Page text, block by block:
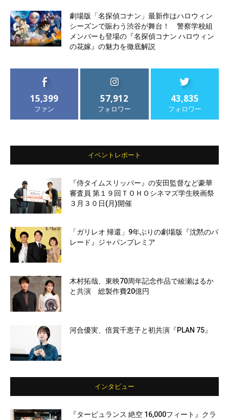
劇場版「名探偵コナン」最新作はハロウィン
シーズンで賑わう渋谷が舞台！ 警察学校組
メンバーも登場の『名探偵コナン ハロウィン
の花嫁』の魅力を徹底解説
15,399
ファン
57,912
フォロワー
43,835
フォロワー
イベントレポート
『侍タイムスリッパー』の安田監督など豪華
審査員 第１９回ＴＯＨＯシネマズ学生映画祭
３月３０日(月)開催
「ガリレオ 帰還」9年ぶりの劇場版『沈黙のパ
レード』ジャパンプレミア
木村拓哉、東映70周年記念作品で綾瀬はるか
と共演 総製作費20億円
河合優実、倍賞千恵子と初共演『PLAN 75』
インタビュー
『タービュランス 絶空 16,000フィート』クラ